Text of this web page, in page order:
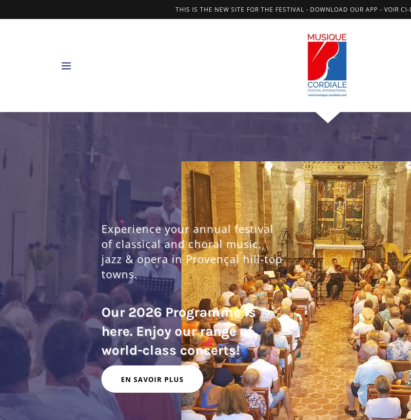
THIS IS THE NEW SITE FOR THE FESTIVAL - DOWNLOAD OUR APP - VOIR
Experience your annual festival
of classical and choral music,
jazz & opera in Provençal hill-top
towns.
Our 2026 Programme is
here. Enjoy our range of
EN SAVOIR PLUS